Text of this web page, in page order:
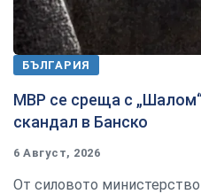
БЪЛГАРИЯ
МВР се среща с
скандал в Банско
6 Август, 2026
От силовото